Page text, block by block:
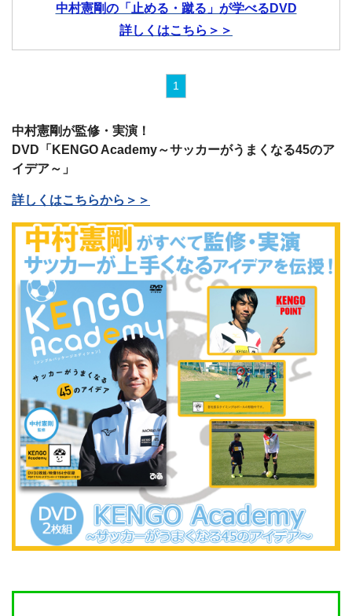
中村憲剛の「止める・蹴る」が学べるDVD
詳しくはこちら＞＞
1
中村憲剛が監修・実演！
DVD「KENGO Academy～サッカーがうまくなる45のア
イデア～」
詳しくはこちらから＞＞